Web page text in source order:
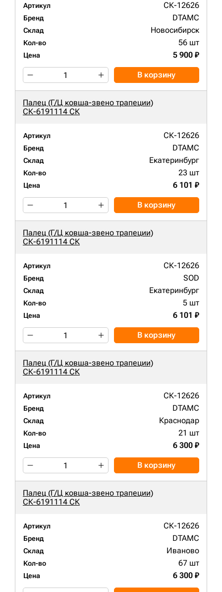
Артикул СК-12626
Бренд DTAMC
Склад Новосибирск
Кол-во 56 шт
Цена 5 900 ₽
В корзину
Палец (Г/Ц ковша-звено трапеции)
СК-6191114 СК
Артикул СК-12626
Бренд DTAMC
Склад Екатеринбург
Кол-во 23 шт
Цена 6 101 ₽
В корзину
Палец (Г/Ц ковша-звено трапеции)
СК-6191114 СК
Артикул СК-12626
Бренд SOD
Склад Екатеринбург
Кол-во 5 шт
Цена 6 101 ₽
В корзину
Палец (Г/Ц ковша-звено трапеции)
СК-6191114 СК
Артикул СК-12626
Бренд DTAMC
Склад Краснодар
Кол-во 21 шт
Цена 6 300 ₽
В корзину
Палец (Г/Ц ковша-звено трапеции)
СК-6191114 СК
Артикул СК-12626
Бренд DTAMC
Склад Иваново
Кол-во 67 шт
Цена 6 300 ₽